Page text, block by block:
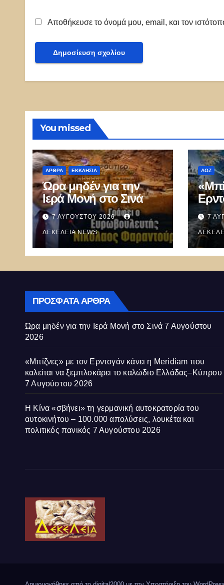
Αποθήκευσε το όνομά μου, email, και τον
You missed
ΑΡΘΡΑ ΕΚΚΛΗΣΊΑ
Ώρα μηδέν για την
Ιερά Μονή στο Σινά
7 ΑΥΓΟΎΣΤΟΥ 2026
ΔΕΚΈΛΕΙΑ NEWS
ΑΟΖ
7
ΠΡΌΣΦΑΤΑ ΆΡΘΡΑ
Ώρα μηδέν για την Ιερά Μονή στο Σινά 7 Αυγούστου
2026
«Μπίζνες» με τον Ερντογάν κάνει η Meridiam που
καλείται να ξεμπλοκάρει το καλώδιο Ελλάδας–Κύπρου
7 Αυγούστου 2026
Η Κίνα «σβήνει» τη γερμανική αυτοκρατορία του
αυτοκινήτου – 100.000 απολύσεις, λουκέτα και
πολιτικός πανικός 7 Αυγούστου 2026